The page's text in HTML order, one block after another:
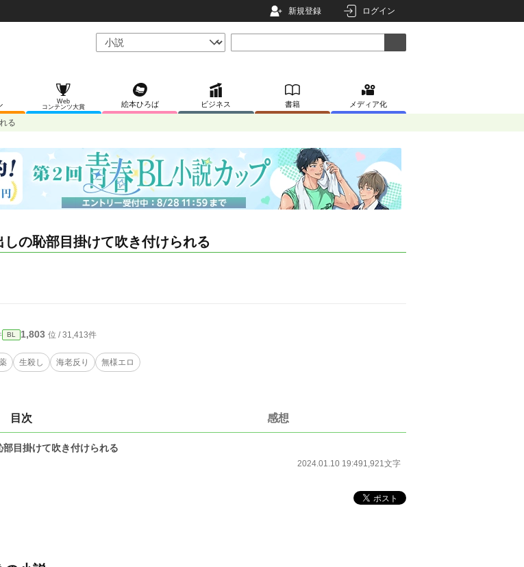
新規登録 ログイン
Web
コンテンツ大賞
絵本ひろば ビジネス 書籍 メディア化
る
の恥部目掛けて吹き付けられる
BL 1,803 位 / 31,413件
生殺し 海老反り 無様エロ
目次 感想
目掛けて吹き付けられる
2024.01.10 19:491,921文字